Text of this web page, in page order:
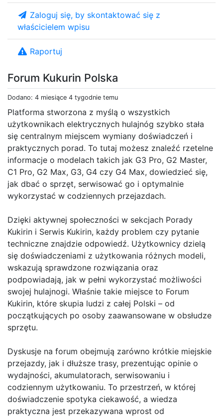
Forum Kukurin Polska
Dodano: 4 miesiące 4 tygodnie temu
Platforma stworzona z myślą o wszystkich
użytkownikach elektrycznych hulajnóg szybko stała
się centralnym miejscem wymiany doświadczeń i
praktycznych porad. To tutaj możesz znaleźć rzetelne
informacje o modelach takich jak G3 Pro, G2 Master,
C1 Pro, G2 Max, G3, G4 czy G4 Max, dowiedzieć się,
jak dbać o sprzęt, serwisować go i optymalnie
wykorzystać w codziennych przejazdach.
Dzięki aktywnej społeczności w sekcjach Porady
Kukirin i Serwis Kukirin, każdy problem czy pytanie
techniczne znajdzie odpowiedź. Użytkownicy dzielą
się doświadczeniami z użytkowania różnych modeli,
wskazują sprawdzone rozwiązania oraz
podpowiadają, jak w pełni wykorzystać możliwości
swojej hulajnogi. Właśnie takie miejsce to Forum
Kukirin, które skupia ludzi z całej Polski – od
początkujących po osoby zaawansowane w obsłudze
sprzętu.
Dyskusje na forum obejmują zarówno krótkie miejskie
przejazdy, jak i dłuższe trasy, prezentując opinie o
wydajności, akumulatorach, serwisowaniu i
codziennym użytkowaniu. To przestrzeń, w której
doświadczenie spotyka ciekawość, a wiedza
praktyczna jest przekazywana wprost od
Zaloguj się, by skontaktować się z
właścicielem wpisu
Raportuj